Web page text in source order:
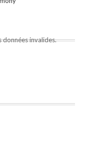
données invalides.